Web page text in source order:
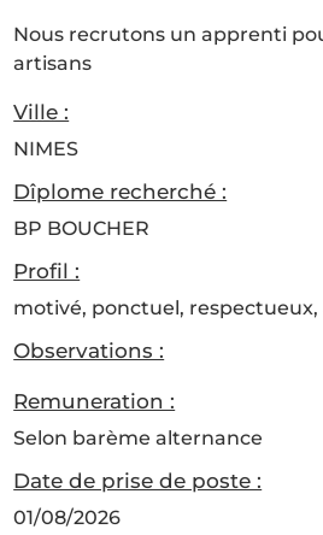
Nous recrutons un apprenti
artisans
Ville :
NIMES
Dîplome recherché :
BP BOUCHER
Profil :
motivé, ponctuel, respectueux,
Observations :
Remuneration :
Selon barème alternance
Date de prise de poste :
01/08/2026